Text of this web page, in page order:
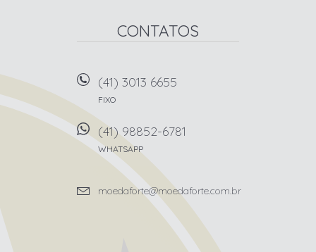
CONTATOS
(41) 3013 6655
FIXO
(41) 98852-6781
WHATSAPP
moedaforte@moedaforte.com.br